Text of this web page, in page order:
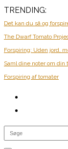
TRENDING:
Det kan du så og
The Dwarf Tomato
Forspiring: Uden jord,
Saml dine noter om
Forspiring af tomater